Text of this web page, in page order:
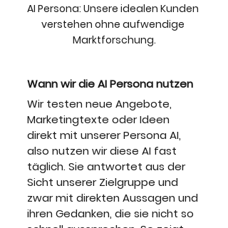
AI Persona: Unsere idealen Kunden
verstehen ohne aufwendige
Marktforschung.
Wann wir die AI Persona nutzen
Wir testen neue Angebote,
Marketingtexte oder Ideen
direkt mit unserer Persona AI,
also nutzen wir diese AI fast
täglich. Sie antwortet aus der
Sicht unserer Zielgruppe und
zwar mit direkten Aussagen und
ihren Gedanken, die sie nicht so